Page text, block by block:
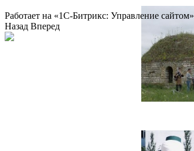
Работает на «1С-Битрикс: Управление сайтом»
Назад Вперед